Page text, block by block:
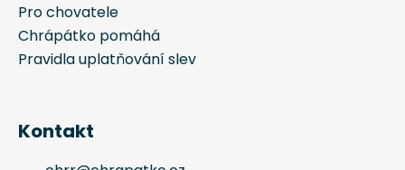
Pro chovatele
Chrápátko pomáhá
Pravidla uplatňování slev
Kontakt